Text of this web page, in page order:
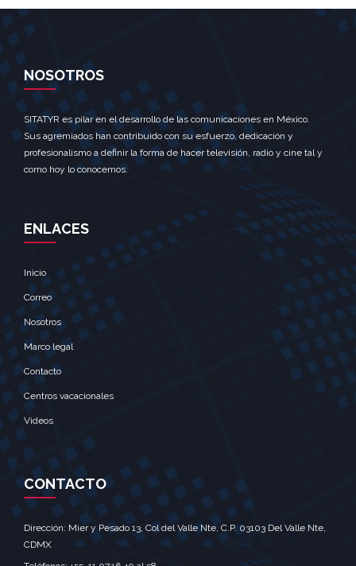
NOSOTROS
SITATYR es pilar en el desarrollo de las comunicaciones en México.
Sus agremiados han contribuido con su esfuerzo, dedicación y
profesionalismo a definir la forma de hacer televisión, radio y cine tal y
como hoy lo conocemos.
ENLACES
Inicio
Correo
Nosotros
Marco legal
Contacto
Centros vacacionales
Videos
CONTACTO
Dirección: Mier y Pesado 13, Col del Valle Nte, C.P. 03103 Del Valle Nte,
CDMX‎